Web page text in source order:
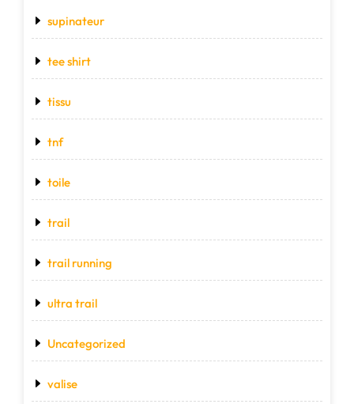
supinateur
tee shirt
tissu
tnf
toile
trail
trail running
ultra trail
Uncategorized
valise